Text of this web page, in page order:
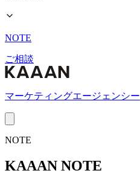
NOTE
ご相談
マーケティングエージェンシー
NOTE
KAAAN NOTE